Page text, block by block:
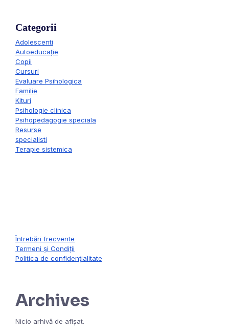
Categorii
Adolescenti
Autoeducație
Copii
Cursuri
Evaluare Psihologica
Familie
Kituri
Psihologie clinica
Psihopedagogie speciala
Resurse
specialisti
Terapie sistemica
Întrebări frecvente
Termeni și Condiții
Politica de confidențialitate
Archives
Nicio arhivă de afișat.